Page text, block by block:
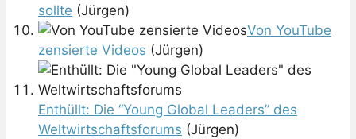
sollte (Jürgen)
Von YouTube
zensierte Videos (Jürgen)
Enthüllt: Die “Young Global Leaders” des
Weltwirtschaftsforums (Jürgen)